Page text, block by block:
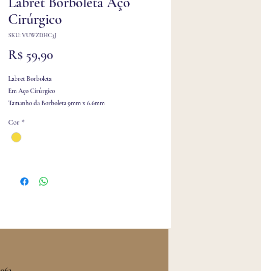
Cirúrgico
SKU: VUWZDHC3J
R$ 59,90Preço
Labret Borboleta
Em Aço Cirúrgico
Tamanho da Borboleta 9mm x 6.6mm
conch
Cor *